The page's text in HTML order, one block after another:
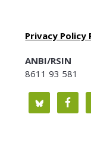
Privacy Policy
ANBI/RSIN
8611 93 581